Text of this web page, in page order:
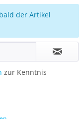
der Artikel
zur Kenntnis